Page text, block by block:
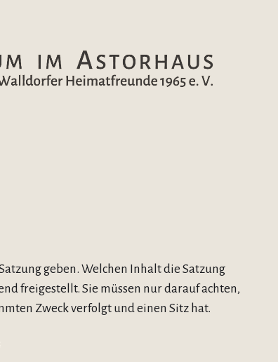
geben. Welchen Inhalt die Satzung
freigestellt. Sie müssen nur darauf achten,
Zweck verfolgt und einen Sitz hat.